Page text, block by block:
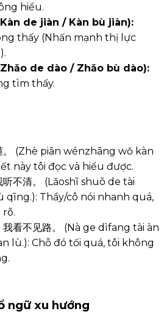
hiểu.
de jiàn / Kàn bù jiàn):
thấy (Nhấn mạnh thị lực
(Zhǎo de dào / Zhǎo bù dào):
tìm thấy.
。 (Zhè piān wénzhāng wǒ kàn
này tôi đọc và hiểu được.
听不清。 (Lǎoshī shuō de tài
qīng.): Thầy/cô nói nhanh quá,
我看不见路。 (Nà ge dìfang tài àn
lù.): Chỗ đó tối quá, tôi không
ngữ xu hướng